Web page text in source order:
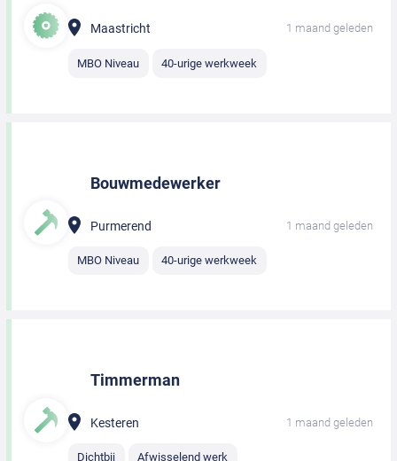
Maastricht 1 maand geleden
MBO Niveau 40-urige werkweek
Bouwmedewerker
Purmerend 1 maand geleden
MBO Niveau 40-urige werkweek
Timmerman
Kesteren 1 maand geleden
Dichtbij Afwisselend werk